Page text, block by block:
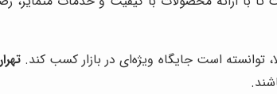
توانسته است جایگاه ویژه‌ای در بازار کسب کند.